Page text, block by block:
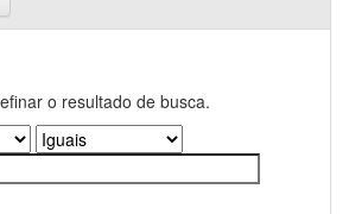
o resultado de busca.